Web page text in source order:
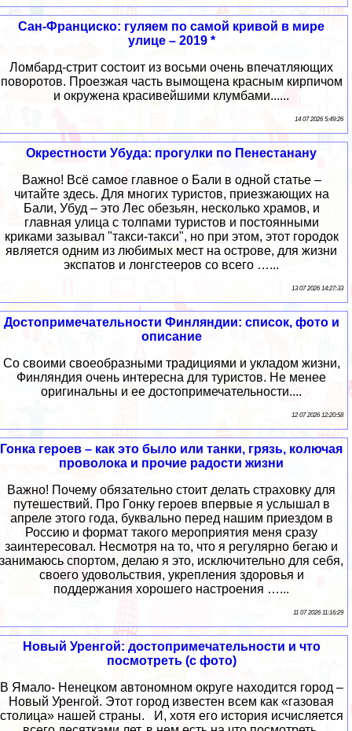
Сан-Франциско: гуляем по самой кривой в мире
улице – 2019 *
Ломбард-стрит состоит из восьми очень впечатляющих
поворотов. Проезжая часть вымощена красным кирпичом
и окружена красивейшими клумбами......
14 07 2026 5:49:26
Окрестности Убуда: прогулки по Пенестанану
Важно! Всё самое главное о Бали в одной статье –
читайте здесь. Для многих туристов, приезжающих на
Бали, Убуд – это Лес обезьян, несколько храмов, и
главная улица с толпами туристов и постоянными
криками зазывал "такси-такси", но при этом, этот городок
является одним из любимых мест на острове, для жизни
экспатов и лонгстееров со всего …...
13 07 2026 14:27:33
Достопримечательности Финляндии: список, фото и
описание
Со своими своеобразными традициями и укладом жизни,
Финляндия очень интересна для туристов. Не менее
оригинальны и ее достопримечательности....
12 07 2026 12:20:58
Гонка героев – как это было или танки, грязь, колючая
проволока и прочие радости жизни
Важно! Почему обязательно стоит делать страховку для
путешествий. Про Гонку героев впервые я услышал в
апреле этого года, буквально перед нашим приездом в
Россию и формат такого мероприятия меня сразу
заинтересовал. Несмотря на то, что я регулярно бегаю и
занимаюсь спортом, делаю я это, исключительно для себя,
своего удовольствия, укрепления здоровья и
поддержания хорошего настроения …...
11 07 2026 11:16:29
Новый Уренгой: достопримечательности и что
посмотреть (с фото)
В Ямало- Ненецком автономном округе находится город –
Новый Уренгой. Этот город известен всем как «газовая
столица» нашей страны. И, хотя его история исчисляется